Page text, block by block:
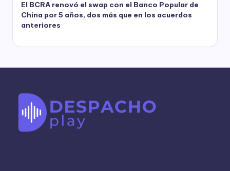
El BCRA renovó el swap con el Banco Popular de
China por 5 años, dos más que en los acuerdos
anteriores